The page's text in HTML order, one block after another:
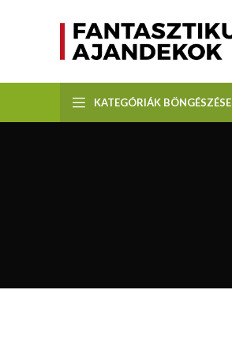
KATEGÓRIÁK BÖNGÉSZÉSE